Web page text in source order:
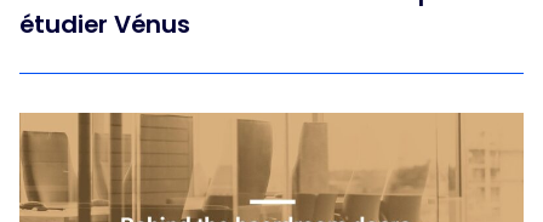
étudier Vénus